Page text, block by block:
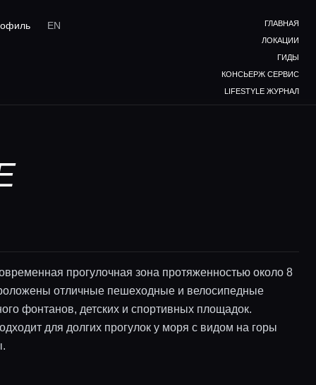
EN
ГЛАВНАЯ
ЛОКАЦИИ
ГИДЫ
КОНСЬЕРЖ СЕРВИС
LIFESTYLE ЖУРНАЛ
прогулочная зона протяженностью около 8
отличные пешеходные и велосипедные
фонтанов, детских и спортивных площадок.
для долгих прогулок у моря с видом на горы